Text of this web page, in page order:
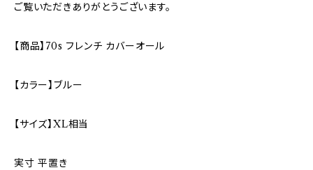
ご覧いただきありがとうございます。
【商品】70s フレンチ カバーオール
【カラー】ブルー
【サイズ】XL相当
実寸 平置き